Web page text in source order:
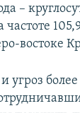
–
частоте
востоке
угроз